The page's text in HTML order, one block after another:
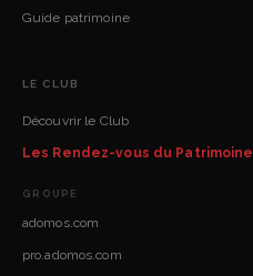
Guide patrimoine
LE CLUB
Découvrir le Club
Les Rendez-vous du Patrimoine
GROUPE
adomos.com
pro.adomos.com